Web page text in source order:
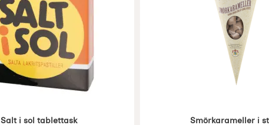
Salt i sol tablettask Smörkarameller i